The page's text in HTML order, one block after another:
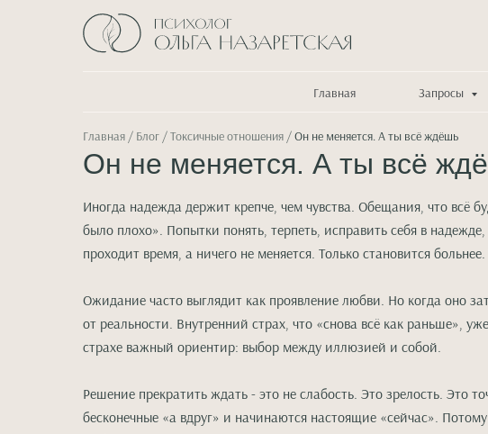
Главная Запросы
Главная / Блог / Токсичные отношения / Он не меняется. А ты всё ждёшь
Он не меняется. А ты всё
Иногда надежда держит крепче, чем чувства. Обещания, что всё
было плохо». Попытки понять, терпеть, исправить себя в
проходит время, а ничего не меняется. Только становится
Ожидание часто выглядит как проявление любви. Но когда оно
от реальности. Внутренний страх, что «снова всё как раньше»,
страхе важный ориентир: выбор между иллюзией и собой.
Решение прекратить ждать - это не слабость. Это зрелость. Это
бесконечные «а вдруг» и начинаются настоящие «сейчас».